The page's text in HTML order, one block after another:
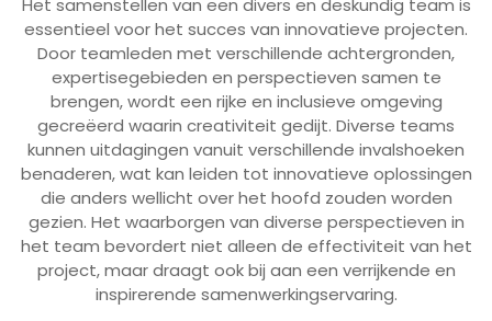
Het samenstellen van een divers en deskundig team is
essentieel voor het succes van innovatieve projecten.
Door teamleden met verschillende achtergronden,
expertisegebieden en perspectieven samen te
brengen, wordt een rijke en inclusieve omgeving
gecreëerd waarin creativiteit gedijt. Diverse teams
kunnen uitdagingen vanuit verschillende invalshoeken
benaderen, wat kan leiden tot innovatieve oplossingen
die anders wellicht over het hoofd zouden worden
gezien. Het waarborgen van diverse perspectieven in
het team bevordert niet alleen de effectiviteit van het
project, maar draagt ook bij aan een verrijkende en
inspirerende samenwerkingservaring.